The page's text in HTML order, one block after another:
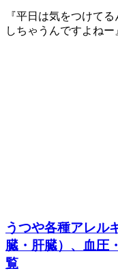
『平日は気をつけて
しちゃうんですよね
うつや各種アレル
臓・肝臓）、血圧
覧